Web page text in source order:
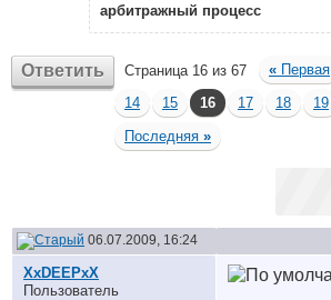
арбитражный процесс
Ответить Страница 16 из 67 « Первая
14
15 16 17 18 19
Последняя »
06.07.2009, 16:24
XxDEEPxX
Пользователь